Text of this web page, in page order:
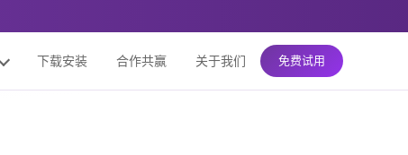
下载安装 合作共赢 关于我们 免费试用